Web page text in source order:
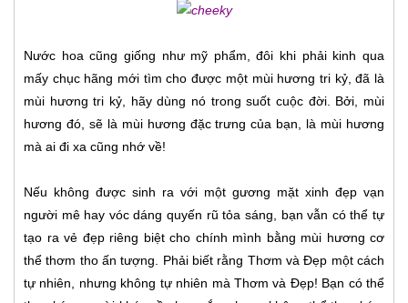
Nước hoa cũng giống như mỹ phẩm, đôi khi phải kinh qua
mấy chục hãng mới tìm cho được một mùi hương tri kỷ, đã là
mùi hương tri kỷ, hãy dùng nó trong suốt cuộc đời. Bởi, mùi
hương đó, sẽ là mùi hương đặc trưng của bạn, là mùi hương
mà ai đi xa cũng nhớ về!
Nếu không được sinh ra với một gương mặt xinh đẹp vạn
người mê hay vóc dáng quyến rũ tỏa sáng, bạn vẫn có thể tự
tạo ra vẻ đẹp riêng biệt cho chính mình bằng mùi hương cơ
thể thơm tho ấn tượng. Phải biết rằng Thơm và Đẹp một cách
tự nhiên, nhưng không tự nhiên mà Thơm và Đẹp! Bạn có thể